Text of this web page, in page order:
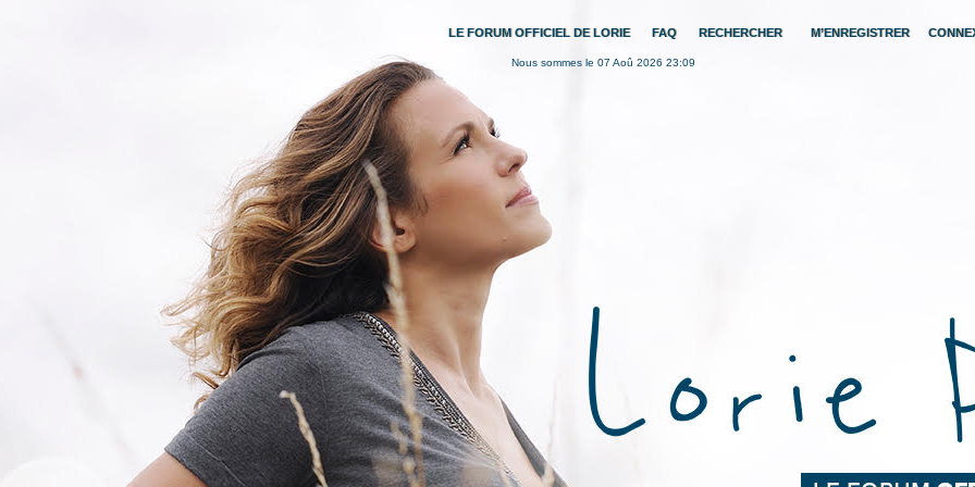
LE FORUM OFFICIEL DE LORIE FAQ RECHERCHER M’ENREGISTRER
Nous sommes le 07 Aoû 2026 23:09